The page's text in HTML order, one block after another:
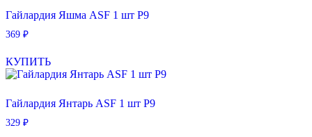
Гайлардия Яшма ASF 1 шт Р9
369 ₽
КУПИТЬ
Гайлардия Янтарь ASF 1 шт Р9
329 ₽